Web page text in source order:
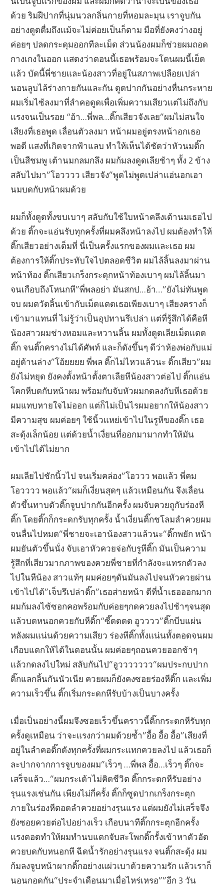
ด้วย ริมฝีปากที่นุ่มนวลกลิ่นกายที่หอมละมุน เราจูบกัน
อย่างดูดดื่มถึงแม้จะไม่ค่อยเป็นก็ตาม มือที่ยังคงว่างอยู่
ค่อยๆ ปลดกระดุมออกทีละเม็ด ส่วนน้องผมก็ช่วยผมถอด
กางเกงในออก แสดงว่าตอนนี้เธอพร้อมจะโดนผมนี้เย็ด
แล้ว บัดนี้พี่ชายและน้องสาวที่อยู่ในสภาพเปลือยเปล่า
นอนลูบไล้ร่างกายกันและกัน ดูดปากกันอย่างหื่นกระหาย
ผมเริ่มไซ้ลงมาที่ลำคอดูดเพื่อเพิ่มความเสียวแต่ไม่ถึงกับ
แรงจนเป็นรอย “อ้า…พี่พล…ติ๊กเสียวจังเลย”ผมไม่สนใจ
เสียงที่เธอพูด เลื่อนตัวลงมา หน้าผมอยู่ตรงหน้าอกเธอ
พอดี แสงที่เกิดจากฟ้าแลบ ทำให้เห็นได้ชัดว่าหัวนมติ๊ก
เป็นสีชมพู เต้านมกลมกลึง ผมก้มลงดูดเลียช้าๆ ทั้ง 2 ข้าง
สลับไปมา”โอวววว เสียวจัง”พูดไม่พูดเปล่าแอ่นอกเอา
นมบดกับหน้าผมด้วย
ผมก็ทั้งดูดทั้งขบเบาๆ สลับกับใช้ใบหน้าคลึงเต้านมเธอไป
ด้วย ติ๊กจะแอ่นรับทุกครั้งที่ผมคลึงหน้าลงไป ผมต้องทำให้
ติ๊กเสียวอย่างเต็มที่ นี่เป็นครั้งแรกของผมและเธอ ผม
ต้องการให้ติ๊กประทับใจไปตลอดชีวิต ผมไล้ลิ้นลงมาผ่าน
หน้าท้อง ติ๊กเสียวเกร็งกระตุกหน้าท้องเบาๆ ผมไล้ลิ้นมา
จนเกือบถึงโหนกหี”พี่พลอย่า มันสกป…อ้า…”ยังไม่ทันพูด
จบ ผมตวัดลิ้นเข้ากับเม็ดแตดเธอเพียงเบาๆ เสียงครางก็
เข้ามาแทนที่ ไม่รู้ว่าเป็นอุปทานรึเปล่า แต่ที่รู้สึกได้คือหี
น้องสาวผมช่างหอมและหวานลิ้น ผมทั้งดูดเลียเม็ดแตด
ติ๊ก จนติ๊กครางไม่ได้ศัพท์ และก็ดังขึ้นๆ ดีว่าห้องพ่อกับแม่
อยู่ด้านล่าง”โอ้ยยยย พี่พล ติ๊กไม่ไหวแล้วนะ ติ๊กเสียว”ผม
ยังไม่หยุด ยังคงตั้งหน้าตั้งตาเลียหีน้องสาวต่อไป ติ๊กแอ่น
โคกหีบดกับหน้าผม พร้อมกับจับหัวผมกดลงกับหีเธอด้วย
ผมแทบหายใจไม่ออก แต่ก็ไม่เป็นไรผมอยากให้น้องสาว
มีความสุข ผมค่อยๆ ใช้นิ้วแหย่เข้าไปในรูหีของติ๊ก เธอ
สะดุ้งเล็กน้อย แต่ด้วยน้ำเงี่ยนที่ออกมามากทำให้มัน
เข้าไปได้ไม่ยาก
ผมเลียไปชักนิ้วไป จนเริ่มคล่อง”โอววว พอแล้ว พี่คม
โอวววว พอแล้ว”ผมก็เงี่ยนสุดๆ แล้วเหมือนกัน จึงเลื่อน
ตัวขึ้นทาบตัวติ๊กจูบปากกันอีกครั้ง ผมจับควยถูกับร่องหี
ติ๊ก โดยติ๊กก็กระดกรับทุกครั้ง น้ำเงี่ยนติ๊กชโลมลำควยผม
จนลื่นไปหมด”พี่ชายจะเอาน้องสาวแล้วนะ”ติ๊กพยัก หน้า
ผมยันตัวขึ้นนั่ง จับเอาหัวควยจ่อกับรูหีติ๊ก มันเป็นความ
รู้สึกที่เสียวมากภาพของควยพี่ชายที่กำลังจะแทรกตัวลง
ไปในหีน้อง สาวแท้ๆ ผมค่อยๆดันมันลงไปจนหัวควยผ่าน
เข้าไปได้”เจ็บรึเปล่าติ๊ก”เธอส่ายหน้า ดีที่น้ำเธอออกมาก
ผมก้มลงไซ้ซอกคอพร้อมกับค่อยๆกดควยลงไปช้าๆจนสุด
แล้วบดหนอกควยกับหีติ๊ก“ซี๊ดดดด อูวววว”ติ๊กบีบแผ่น
หลังผมแน่นด้วยความเสียว ร่องหีติ๊กทั้งแน่นทั้งตอดจนผม
เกือบแตกให้ได้ในตอนนั้น ผมค่อยๆถอนควยออกช้าๆ
แล้วกดลงไปใหม่ สลับกันไป”อูววววววว”ผมประกบปาก
ติ๊กแลกลิ้นกันนัวเนีย ควยผมก็ยังคงซอยร่องหีติ๊ก และเพิ่ม
ความเร็วขึ้น ติ๊กเริ่มกระดกหีรับบ้างเป็นบางครั้ง
เมื่อเป็นอย่างนี้ผมจึงซอยเร็วขึ้นคราวนี้ติ๊กกระดกหีรับทุก
ครั้งดูเหมือน ว่าจะแรงกว่าผมด้วยซ้ำ”อื้อ อื้อ อื้อ”เสียงที่
อยู่ในลำคอติ๊กดังทุกครั้งที่ผมกระแทกควยลงไป แล้วเธอก็
ละปากจากการจูบของผม”เร็วๆ …พี่พล อื้อ…เร็วๆ ติ๊กจะ
เสร็จแล้ว…”ผมกระเด้าไม่คิดชีวิต ติ๊กกระดกหีรับอย่าง
รุนแรงเช่นกัน เพียงไม่กี่ครั้ง ติ๊กก็ซูดปากเกร็งกระตุก
ภายในร่องหีตอดลำควยอย่างรุนแรง แต่ผมยังไม่เสร็จจึง
ยังซอยควยต่อไปอย่างเร็ว เกือบนาทีติ๊กกระตุกอีกครั้ง
แรงตอดทำให้ผมทำนบแตกจับสะโพกติ๊กรั้งเข้าหาตัวอัด
ควยบดกับหนอกหี ฉีดน้ำรักอย่างรุนแรง จนติ๊กสะดุ้ง ผม
ก้มลงจูบหน้าผากติ๊กอย่างแผ่วเบาด้วยความรัก แล้วเราก็
นอนกอดกัน”ประจำเดือนมาเมื่อไหร่เหรอ””อีก 3 วัน